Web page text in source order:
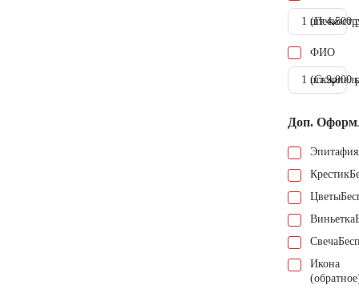
1 шт.4.500
ФИО
1 шт.9.000
Доп.
Эпитафия
Крестик
Цветы
Виньетка
Свеча
Икона